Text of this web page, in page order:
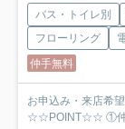
バス・トイレ別
フローリング
仲手無料
お申込み・来店希
☆☆POINT☆☆ ①仲